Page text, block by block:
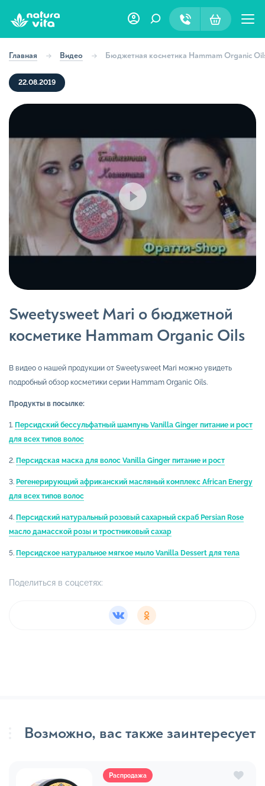
Главная Видео Бюджетная косметика Hammam Organic
22.08.2019
Sweetysweet Mari о бюджетной
косметике Hammam Organic Oils
В видео о нашей продукции от Sweetysweet Mari можно увидеть
подробный обзор косметики серии Hammam Organic Oils.
Продукты в посылке:
1. Персидский бессульфатный шампунь Vanilla Ginger питание и рост
для всех типов волос
2. Персидская маска для волос Vanilla Ginger питание и рост
3. Регенерирующий африканский масляный комплекс African Energy
для всех типов волос
4. Персидский натуральный розовый сахарный скраб Persian Rose
масло дамасской розы и тростниковый сахар
5. Персидское натуральное мягкое мыло Vanilla Dessert для тела
Поделиться в соцсетях:
Возможно, вас также заинтересует
Распродажа